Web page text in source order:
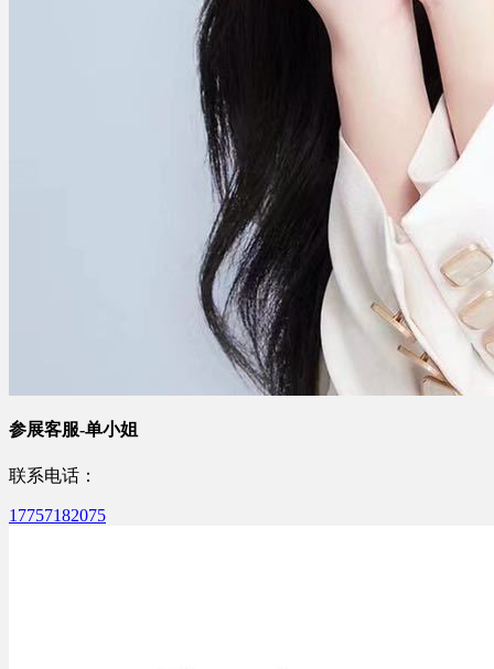
参展客服-单小姐
联系电话：
17757182075